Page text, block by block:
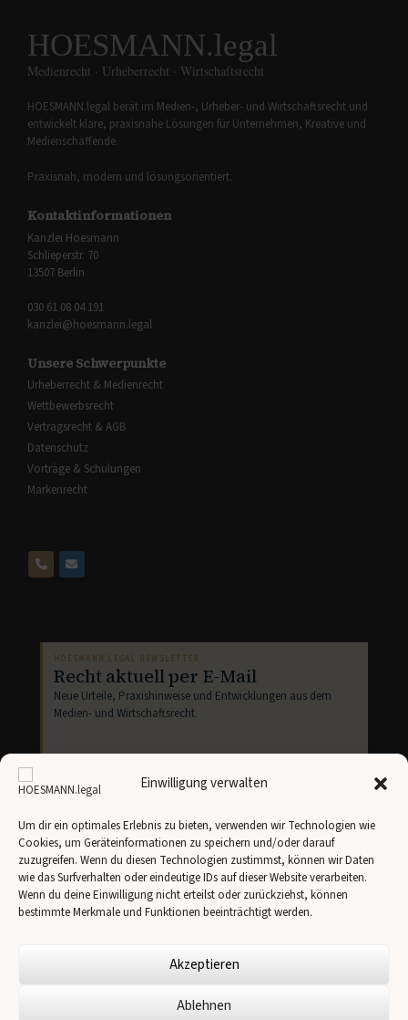
Einwilligung verwalten
Um dir ein optimales Erlebnis zu bieten, verwenden wir Technologien wie
Cookies, um Geräteinformationen zu speichern und/oder darauf
zuzugreifen. Wenn du diesen Technologien zustimmst, können wir Daten
wie das Surfverhalten oder eindeutige IDs auf dieser Website verarbeiten.
Wenn du deine Einwilligung nicht erteilst oder zurückziehst, können
bestimmte Merkmale und Funktionen beeinträchtigt werden.
Akzeptieren
Ablehnen
HOESMANN.legal
Medienrecht · Urheberrecht · Wirtschaftsrecht
HOESMANN.legal berät im Medien-, Urheber- und Wirtschaftsrecht und
entwickelt klare, praxisnahe Lösungen für Unternehmen, Kreative und
Medienschaffende.
Praxisnah, modern und lösungsorientiert.
Kontaktinformationen
Kanzlei Hoesmann
Schlieperstr. 70
13507 Berlin
030 61 08 04 191
kanzlei@hoesmann.legal
Unsere Schwerpunkte
Urheberrecht & Medienrecht
Wettbewerbsrecht
Vertragsrecht & AGB
Datenschutz
Vorträge & Schulungen
Markenrecht
HOESMANN.LEGAL NEWSLETTER
Recht aktuell per E-Mail
Neue Urteile, Praxishinweise und Entwicklungen aus dem
Medien- und Wirtschaftsrecht.
Newsletter abonnieren
Ich stimme der Übertragung meiner Angaben anBrevogemäß unserer
Datenschutzerklärung
zu.